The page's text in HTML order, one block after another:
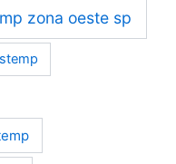
zona oeste sp